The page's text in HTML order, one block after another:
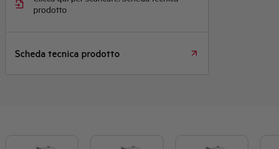
prodotto
Scheda tecnica prodotto